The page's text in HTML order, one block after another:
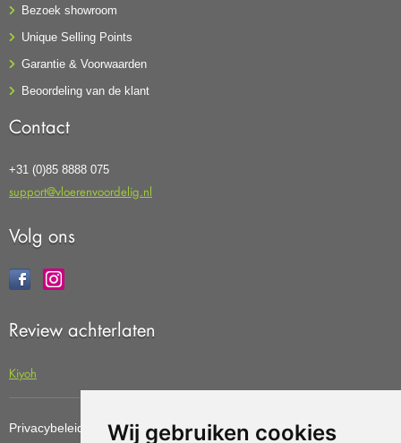
Wij gebruiken cookies
Bezoek showroom
Unique Selling Points
Garantie & Voorwaarden
Beoordeling van de klant
Contact
+31 (0)85 8888 075
support@vloerenvoordelig.nl
Volg ons
Review achterlaten
Kiyoh
Privacybeleid Cookiebeleid Update cookies preferences